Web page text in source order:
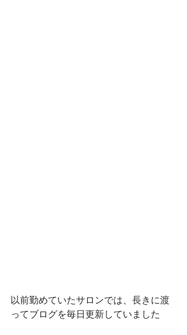
以前勤めていたサロンでは、長きに渡
ってブログを毎日更新していました